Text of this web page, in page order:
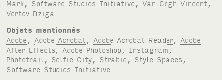
Mark
Software Studies Initiative ,Van Gogh Vincent
Vertov Dziga
Objets mentionnés
Adobe
Adobe Acrobat Adobe Acrobat Reader, Adobe
After Effects
Adobe Photoshop Instagram
Phototrail
Selfie City Strabic Style Spaces
Software Studies Initiative